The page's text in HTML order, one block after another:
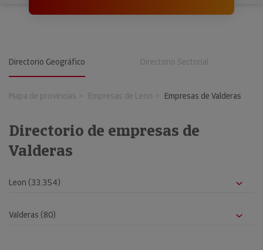
Directorio Geográfico Directorio Sectorial
Mapa de provincias Empresas de Leon Empresas de Valderas
Directorio de empresas de
Valderas